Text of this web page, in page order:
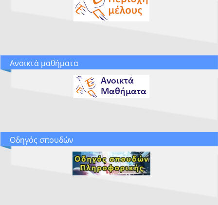
Ανοικτά μαθήματα
Οδηγός σπουδών